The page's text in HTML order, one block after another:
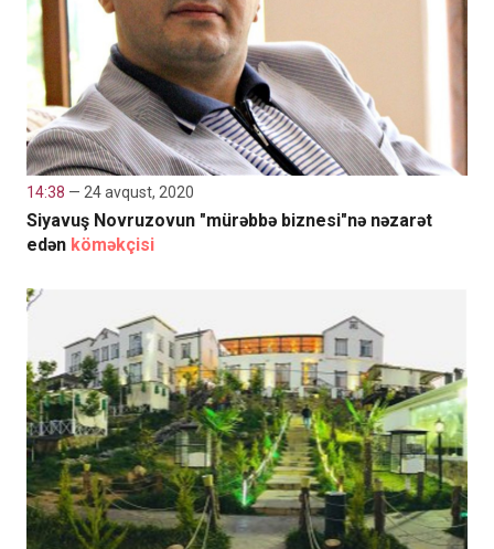
14:38 — 24 avqust, 2020
Siyavuş Novruzovun "mürəbbə biznesi"nə nəzarət
edən köməkçisi